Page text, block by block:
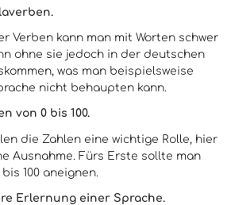
Verben kann man mit Worten schwer
ohne sie jedoch in der deutschen
was man beispielsweise
nicht behaupten kann.
von 0 bis 100.
die Zahlen eine wichtige Rolle, hier
Ausnahme. Fürs Erste sollte man
100 aneignen.
Erlernung einer Sprache.